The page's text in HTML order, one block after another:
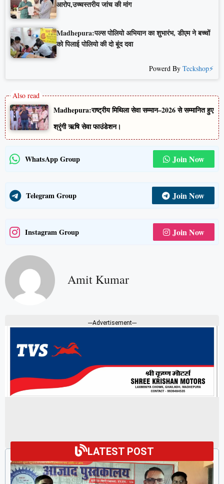
आरोप,उच्चस्तरीय जांच की मांग
Madhepura:पल्स पोलियो अभियान का शुभारंभ, डीएम ने बच्चों
को पिलाई पोलियो की दो बूंद दवा
Powerd By Teckshop⚡
Madhepura:राष्ट्रीय मिथिला सेवा सम्मान–2026 से सम्मानित हुए
श्रृंगी ऋषि सेवा फाउंडेशन।
WhatsApp Group Join Now
Telegram Group Join Now
Instagram Group Join Now
Amit Kumar
---Advertisement---
LATEST POST